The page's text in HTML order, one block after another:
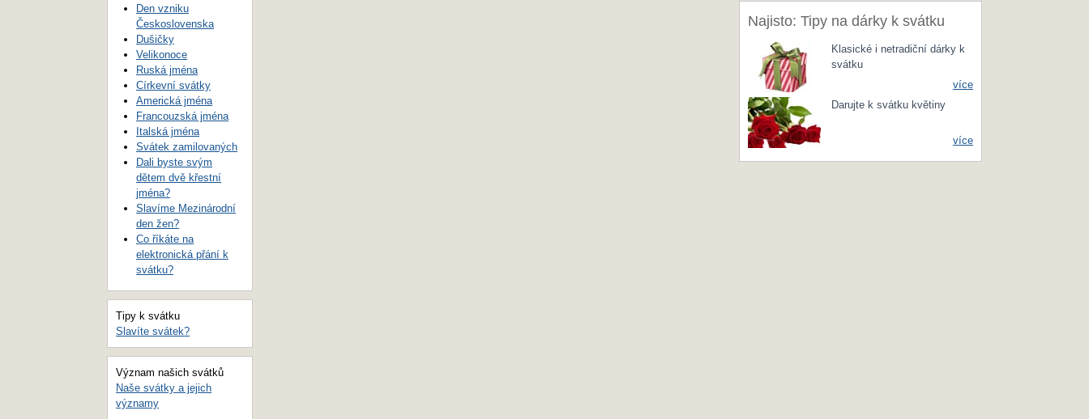
Najisto: Tipy na dárky k svátku
Klasické i netradiční dárky k
svátku
více
Darujte k svátku květiny
více
Den vzniku
Československa
Dušičky
Velikonoce
Ruská jména
Církevní svátky
Americká jména
Francouzská jména
Italská jména
Svátek zamilovaných
Dali byste svým
dětem dvě křestní
jména?
Slavíme Mezinárodní
den žen?
Co říkáte na
elektronická přání k
svátku?
Tipy k svátku
Slavíte svátek?
Význam našich svátků
Naše svátky a jejich
významy